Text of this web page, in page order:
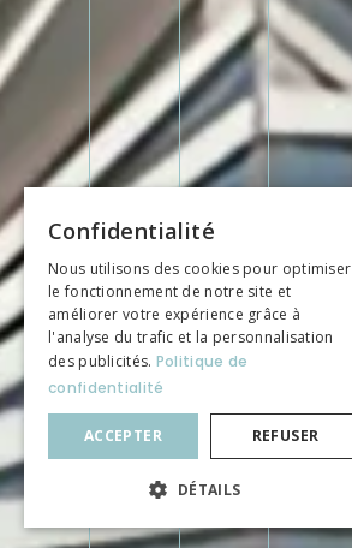
Confidentialité
Nous utilisons des cookies pour optimiser
le fonctionnement de notre site et
améliorer votre expérience grâce à
l'analyse du trafic et la personnalisation
des publicités. Politique de
confidentialité
ACCEPTER REFUSER
DÉTAILS